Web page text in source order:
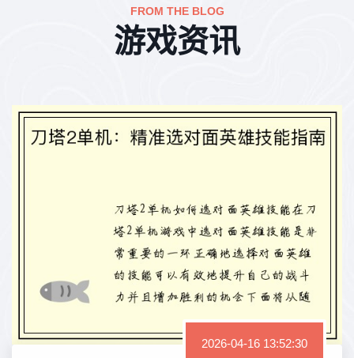
FROM THE BLOG
游戏资讯
2026-04-16 13:52:30